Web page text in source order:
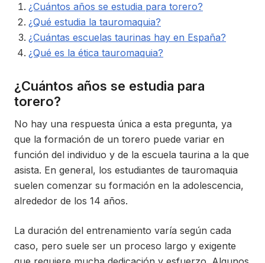
¿Cuántos años se estudia para torero?
¿Qué estudia la tauromaquia?
¿Cuántas escuelas taurinas hay en España?
¿Qué es la ética tauromaquia?
¿Cuántos años se estudia para
torero?
No hay una respuesta única a esta pregunta, ya
que la formación de un torero puede variar en
función del individuo y de la escuela taurina a la que
asista. En general, los estudiantes de tauromaquia
suelen comenzar su formación en la adolescencia,
alrededor de los 14 años.
La duración del entrenamiento varía según cada
caso, pero suele ser un proceso largo y exigente